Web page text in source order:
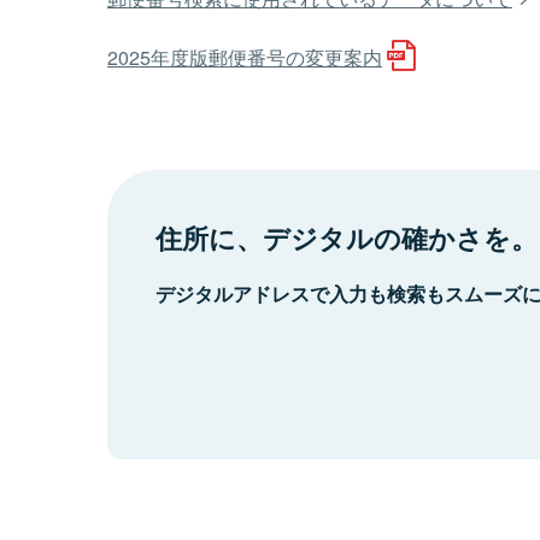
2025年度版郵便番号の変更案内
住所に、デジタルの確かさを。
デジタルアドレスで入力も検索もスムーズ